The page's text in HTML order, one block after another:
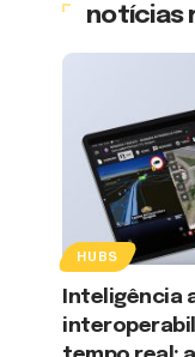
notícias
HUBS
Inteligência